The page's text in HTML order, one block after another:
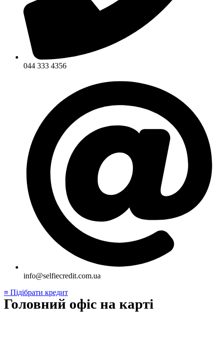
044 333 4356
info@selfiecredit.com.ua
≡ Підібрати кредит
Головний офіс на карті